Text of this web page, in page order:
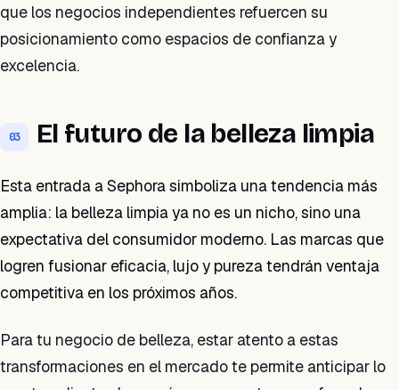
que los negocios independientes refuercen su
posicionamiento como espacios de confianza y
excelencia.
03 El futuro de la belleza limpia
Esta entrada a Sephora simboliza una tendencia más
amplia: la belleza limpia ya no es un nicho, sino una
expectativa del consumidor moderno. Las marcas que
logren fusionar eficacia, lujo y pureza tendrán ventaja
competitiva en los próximos años.
Para tu negocio de belleza, estar atento a estas
transformaciones en el mercado te permite anticipar lo